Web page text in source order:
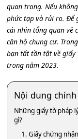
quan trọng. Nếu
phức tạp và rủi ro. Để
cái nhìn tổng quan về
căn hộ chung cư.
bạn tất tần tật về giấy
trong năm 2023.
Nội dung chính
Những giấy tờ pháp
gì?
1. Giấy chứng